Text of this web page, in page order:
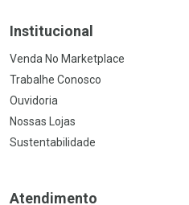
Institucional
Venda No Marketplace
Trabalhe Conosco
Ouvidoria
Nossas Lojas
Sustentabilidade
Atendimento